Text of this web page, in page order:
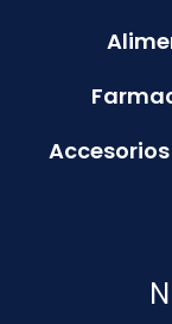
Accesorios